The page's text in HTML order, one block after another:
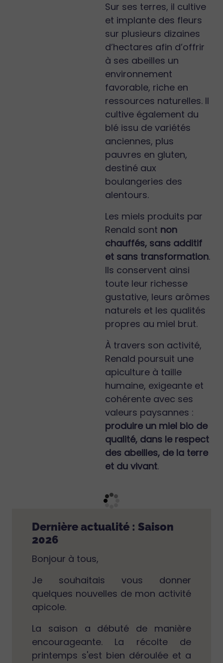
Sur ses terres, il cultive
et implante des fleurs
sur plusieurs dizaines
d’hectares afin d’offrir
à ses abeilles un
environnement
favorable, riche en
ressources naturelles. Il
cultive également du
blé issu de variétés
anciennes, plus
pauvres en gluten,
destiné aux
boulangeries des
alentours.
Les miels produits par
Renald sont non
chauffés, sans additif
et sans transformation.
Ils conservent ainsi
toute leur richesse
gustative, leurs arômes
naturels et les qualités
propres au miel brut.
À travers son activité,
Renald poursuit une
apiculture à taille
humaine, exigeante et
cohérente avec ses
valeurs paysannes :
produire un miel bio de
qualité, dans le respect
des abeilles, de la terre
et du vivant.
Dernière actualité : Saison
2026
Bonjour à tous,
Je souhaitais vous donner
quelques nouvelles de mon activité
apicole.
La saison a débuté de manière
encourageante. La récolte de
printemps s'est bien déroulée et a